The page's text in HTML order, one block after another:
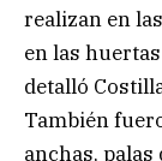
realizan en
en las
detalló
También
anchas, palas